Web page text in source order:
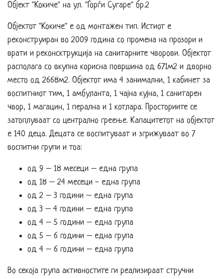
Објект "Кокиче" на ул. "Ѓорѓи Сугаре" бр.2
Објектот "Кокиче" е од монтажен тип. Истиот е
реконструиран во 2009 година со промена на прозори и
врати и реконсктрукција на санитарните чворови. Објектот
располага со вкупна корисна површина од 671м2 и дворно
место од 2668м2. Објектот има 4 занимални, 1 кабинет за
воспитниот тим, 1 амбуланта, 1 чајна кујна, 1 санитарен
чвор, 1 магацин, 1 перална и 1 котлара. Просториите се
затоплуваат со централно греење. Капацитетот на објектот
е 140 деца. Децата се воспитуваат и згрижуваат во 7
воспитни групи и тоа:
од 9 – 18 месеци – една група
од 18 – 24 месеци - една група
од 2 – 3 години – една група
од 3 – 4 години – една група
од 4 – 5 години – една група
од 5 – 6 години – една група
од 4 – 6 години – една група
Во секоја група активностите ги реализираат стручни